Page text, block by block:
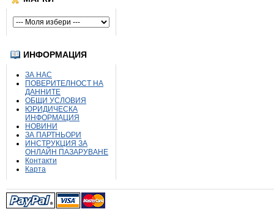
ИНФОРМАЦИЯ
ЗА НАС
ПОВЕРИТЕЛНОСТ НА
ДАННИТЕ
ОБЩИ УСЛОВИЯ
ЮРИДИЧЕСКА
ИНФОРМАЦИЯ
НОВИНИ
ЗА ПАРТНЬОРИ
ИНСТРУКЦИЯ ЗА
ОНЛАЙН ПАЗАРУВАНЕ
Контакти
Карта